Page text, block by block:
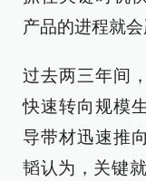
产品的进程就
过去两三年间
快速转向规模
导带材迅速推
韬认为，关键